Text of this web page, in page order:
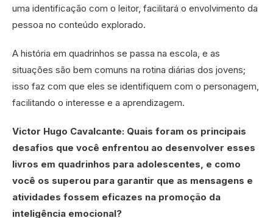
uma identificação com o leitor, facilitará o envolvimento da
pessoa no conteúdo explorado.
A história em quadrinhos se passa na escola, e as
situações são bem comuns na rotina diárias dos jovens;
isso faz com que eles se identifiquem com o personagem,
facilitando o interesse e a aprendizagem.
Victor Hugo Cavalcante: Quais foram os principais
desafios que você enfrentou ao desenvolver esses
livros em quadrinhos para adolescentes, e como
você os superou para garantir que as mensagens e
atividades fossem eficazes na promoção da
inteligência emocional?